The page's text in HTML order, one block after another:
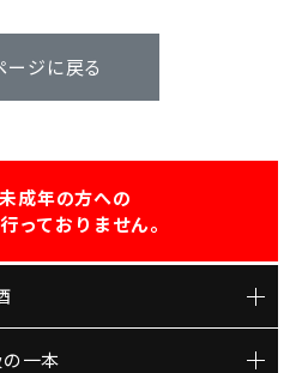
ージに戻る
成年の方への
っておりません。
一本